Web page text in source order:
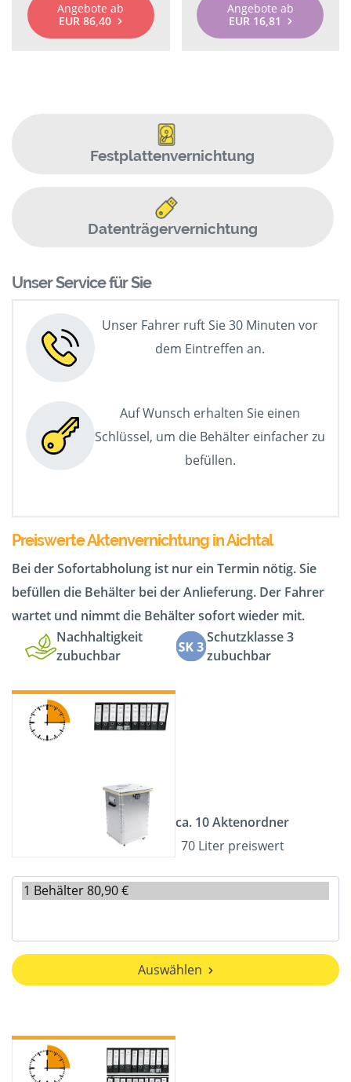
Angebote ab
EUR 86,40
Angebote ab
EUR 16,81
Festplattenvernichtung
Datenträgervernichtung
Unser Service für Sie
Unser Fahrer ruft Sie 30 Minuten vor
dem Eintreffen an.
Auf Wunsch erhalten Sie einen
Schlüssel, um die Behälter einfacher zu
befüllen.
Preiswerte Aktenvernichtung in Aichtal
Bei der Sofortabholung ist nur ein Termin nötig. Sie
befüllen die Behälter bei der Anlieferung. Der Fahrer
wartet und nimmt die Behälter sofort wieder mit.
Nachhaltigkeit
zubuchbar
Schutzklasse 3
zubuchbar
ca. 10 Aktenordner
70 Liter preiswert
Auswählen